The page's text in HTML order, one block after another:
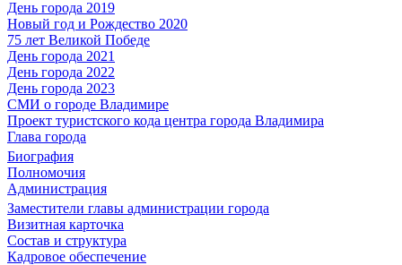
День города 2019
Новый год и Рождество 2020
75 лет Великой Победе
День города 2021
День города 2022
День города 2023
СМИ о городе Владимире
Проект туристского кода центра города Владимира
Глава города
Биография
Полномочия
Администрация
Заместители главы администрации города
Визитная карточка
Состав и структура
Кадровое обеспечение